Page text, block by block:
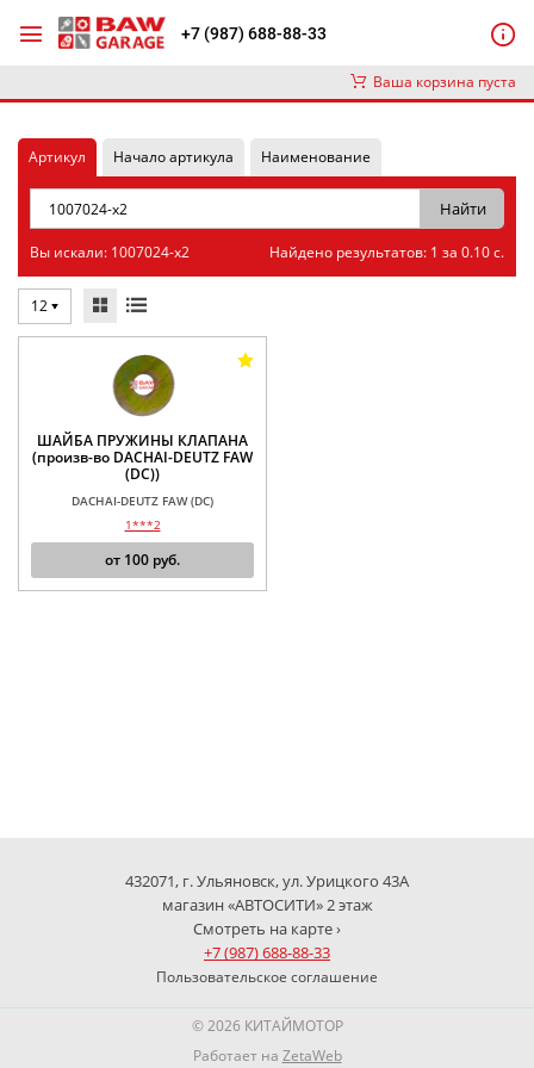
+7 (987) 688-88-33
Ваша корзина пуста
Артикул Начало артикула Наименование
Вы искали: 1007024-x2 Найдено результатов: 1 за 0.10 с.
12
ШАЙБА ПРУЖИНЫ КЛАПАНА
(произв-во DACHAI-DEUTZ FAW
(DC))
DACHAI-DEUTZ FAW (DC)
1***2
от 100 руб.
432071, г. Ульяновск, ул. Урицкого 43А
магазин «АВТОСИТИ» 2 этаж
Смотреть на карте ›
+7 (987) 688-88-33
Пользовательское соглашение
© 2026 КИТАЙМОТОР
Работает на ZetaWeb